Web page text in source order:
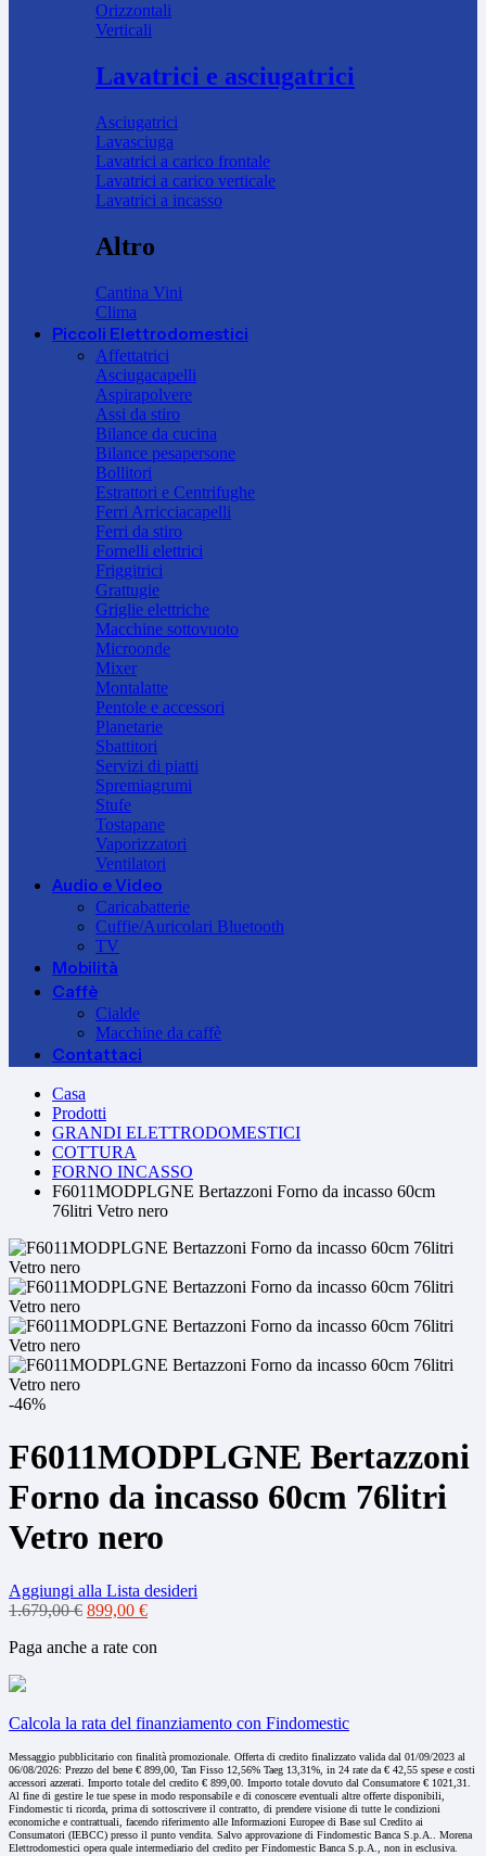
Orizzontali
Verticali
Lavatrici e asciugatrici
Asciugatrici
Lavasciuga
Lavatrici a carico frontale
Lavatrici a carico verticale
Lavatrici a incasso
Altro
Cantina Vini
Clima
Piccoli Elettrodomestici
Affettatrici
Asciugacapelli
Aspirapolvere
Assi da stiro
Bilance da cucina
Bilance pesapersone
Bollitori
Estrattori e Centrifughe
Ferri Arricciacapelli
Ferri da stiro
Fornelli elettrici
Friggitrici
Grattugie
Griglie elettriche
Macchine sottovuoto
Microonde
Mixer
Montalatte
Pentole e accessori
Planetarie
Sbattitori
Servizi di piatti
Spremiagrumi
Stufe
Tostapane
Vaporizzatori
Ventilatori
Audio e Video
Caricabatterie
Cuffie/Auricolari Bluetooth
TV
Mobilità
Caffè
Cialde
Macchine da caffè
Contattaci
Casa
Prodotti
GRANDI ELETTRODOMESTICI
COTTURA
FORNO INCASSO
F6011MODPLGNE Bertazzoni Forno da incasso 60cm
76litri Vetro nero
-46%
F6011MODPLGNE Bertazzoni
Forno da incasso 60cm 76litri
Vetro nero
Aggiungi alla Lista desideri
1.679,00€ Il
originale
899,00 €Il
attuale
Paga anche a rate con
Calcola la rata del finanziamento con Findomestic
Messaggio pubblicitario con finalità promozionale. Offerta di credito finalizzato valida dal 01/09/2023 al
06/08/2026: Prezzo del bene € 899,00, Tan Fisso 12,56% Taeg 13,31%, in 24 rate da € 42,55 spese e costi
accessori azzerati. Importo totale del credito € 899,00. Importo totale dovuto dal Consumatore € 1021,31.
Al fine di gestire le tue spese in modo responsabile e di conoscere eventuali altre offerte disponibili,
Findomestic ti ricorda, prima di sottoscrivere il contratto, di prendere visione di tutte le condizioni
economiche e contrattuali, facendo riferimento alle Informazioni Europee di Base sul Credito ai
Consumatori (IEBCC) presso il punto vendita. Salvo approvazione di Findomestic Banca S.p.A.. Morena
Elettrodomestici opera quale intermediario del credito per Findomestic Banca S.p.A., non in esclusiva.